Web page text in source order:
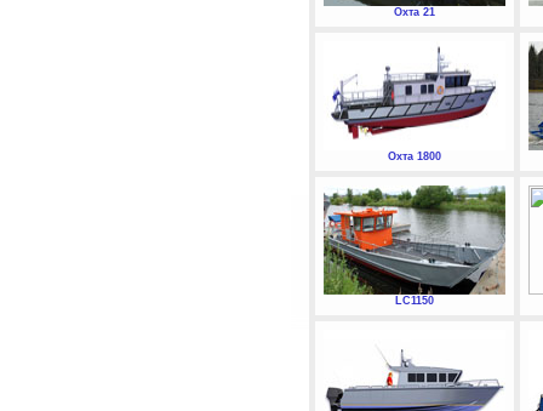
Охта 21
Охта 1800
LC1150